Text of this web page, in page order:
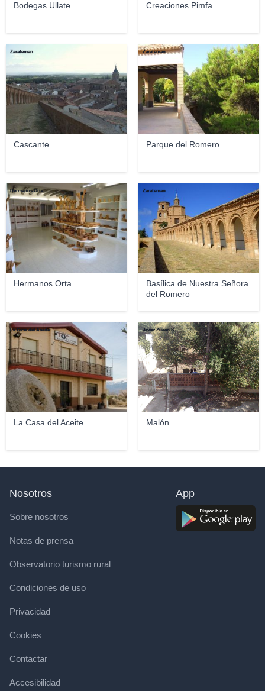
Bodegas Ullate Creaciones Pimfa
Cascante
Zarateman
Parque del Romero
Zarateman
Hermanos Orta
Hermanos Orta
Basílica de Nuestra Señora
del Romero
Zarateman
La Casa del Aceite
La Casa del Aceite
Malón
Javier Zueco S.
Nosotros
Sobre nosotros
Notas de prensa
Observatorio turismo rural
Condiciones de uso
Privacidad
Cookies
Contactar
Accesibilidad
App